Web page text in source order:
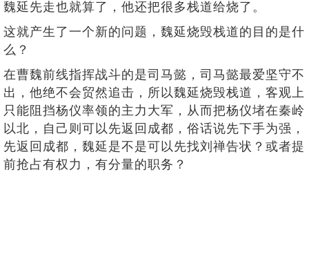
魏延先走也就算了，他还把很多栈道给烧了。
这就产生了一个新的问题，魏延烧毁栈道的目的是什
么？
在曹魏前线指挥战斗的是司马懿，司马懿最爱坚守不
出，他绝不会贸然追击，所以魏延烧毁栈道，客观上
只能阻挡杨仪率领的主力大军，从而把杨仪堵在秦岭
以北，自己则可以先返回成都，俗话说先下手为强，
先返回成都，魏延是不是可以先找刘禅告状？或者提
前抢占有权力，有分量的职务？